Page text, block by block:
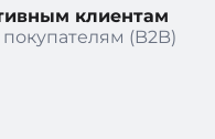
клиентам
(B2B)